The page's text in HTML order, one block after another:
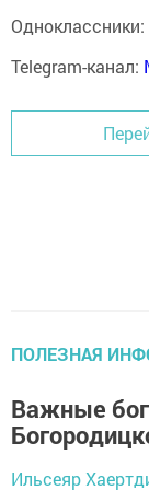
Одноклассники:
Telegram-канал:
ПОЛЕЗНАЯ
Важные
Ильсеяр